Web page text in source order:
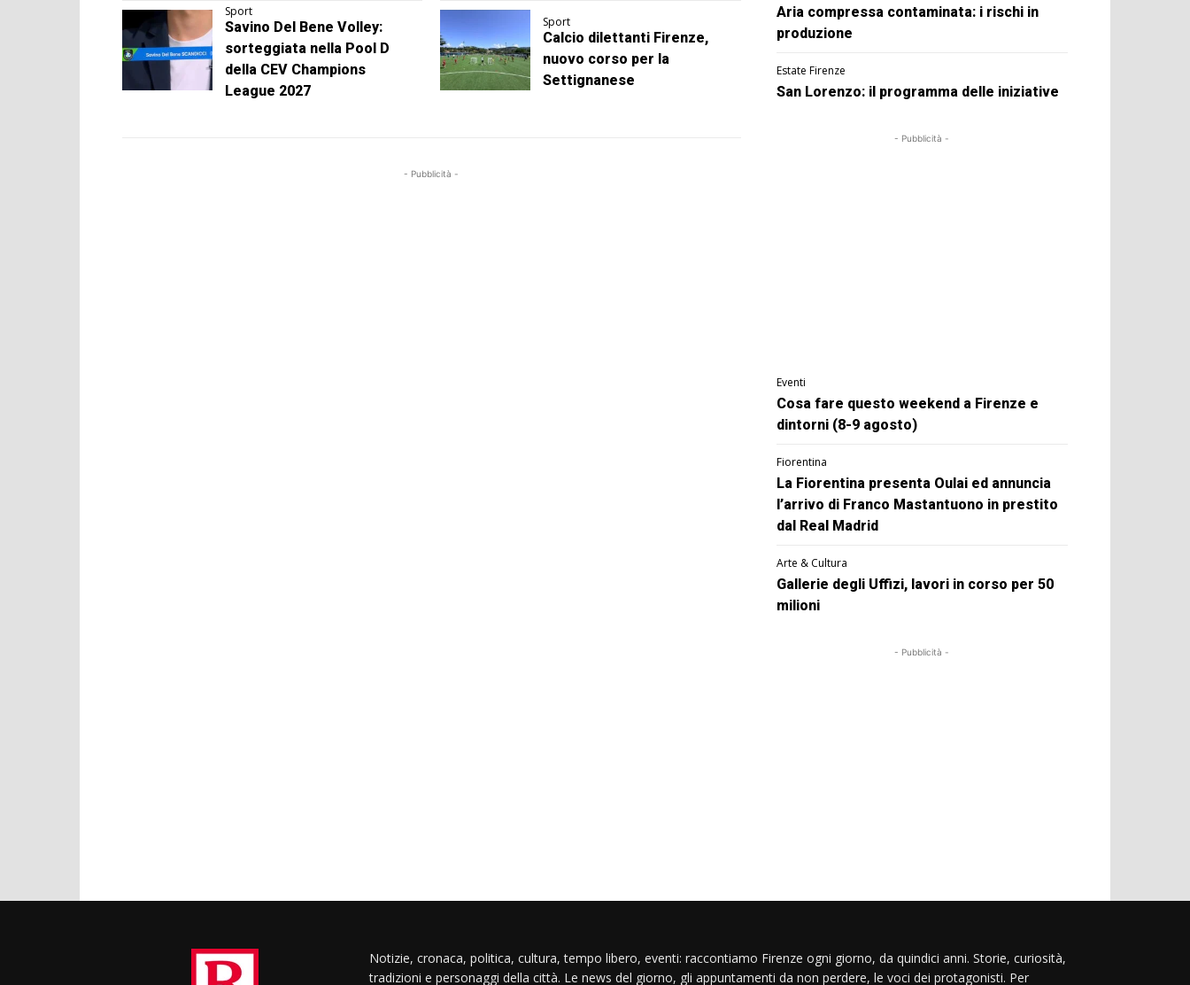
Sport
Savino Del Bene Volley:
sorteggiata nella Pool D
della CEV Champions
League 2027
Sport
Calcio dilettanti Firenze,
nuovo corso per la
Settignanese
- Pubblicità -
Aria compressa contaminata: i rischi in
produzione
Estate Firenze
San Lorenzo: il programma delle iniziative
- Pubblicità -
Eventi
Cosa fare questo weekend a Firenze e
dintorni (8-9 agosto)
Fiorentina
La Fiorentina presenta Oulai ed annuncia
l’arrivo di Franco Mastantuono in prestito
dal Real Madrid
Arte & Cultura
Gallerie degli Uffizi, lavori in corso per 50
milioni
- Pubblicità -
Notizie, cronaca, politica, cultura, tempo libero, eventi: raccontiamo Firenze ogni giorno, da quindici anni. Storie, curiosità,
tradizioni e personaggi della città. Le news del giorno, gli appuntamenti da non perdere, le voci dei protagonisti. Per